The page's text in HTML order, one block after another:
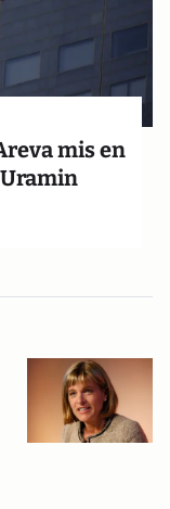
mis en